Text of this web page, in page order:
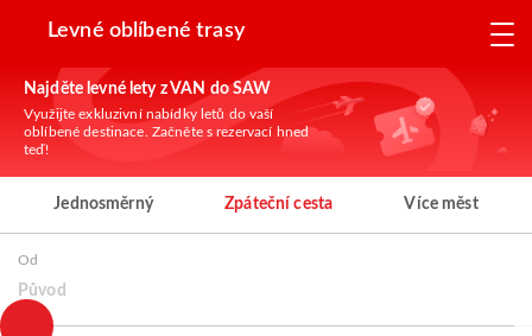
Levné oblíbené trasy
Najděte levné lety z VAN do SAW
Využijte exkluzivní nabídky letů do vaší
oblíbené destinace. Začněte s rezervací hned
teď!
Jednosměrný Zpáteční cesta Více měst
Od
Původ